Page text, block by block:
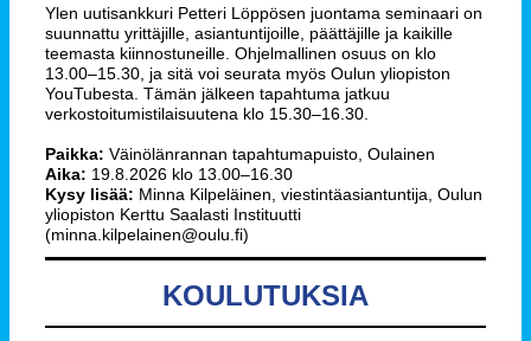
Ylen uutisankkuri Petteri Löppösen juontama seminaari on
suunnattu yrittäjille, asiantuntijoille, päättäjille ja kaikille
teemasta kiinnostuneille. Ohjelmallinen osuus on klo
13.00–15.30, ja sitä voi seurata myös Oulun yliopiston
YouTubesta. Tämän jälkeen tapahtuma jatkuu
verkostoitumistilaisuutena klo 15.30–16.30.
Paikka: Väinölänrannan tapahtumapuisto, Oulainen
Aika: 19.8.2026 klo 13.00–16.30
Kysy lisää: Minna Kilpeläinen, viestintäasiantuntija, Oulun
yliopiston Kerttu Saalasti Instituutti
(minna.kilpelainen@oulu.fi)
KOULUTUKSIA